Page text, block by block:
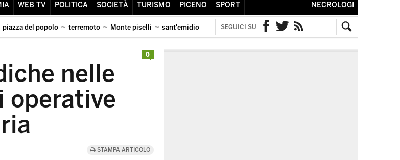
WEB TV POLITICA SOCIETÀ TURISMO PICENO SPORT NECROLOGI
piazza del popolo terremoto Monte piselli sant'emidio SEGUICI SU
nelle
operative
STAMPA ARTICOLO
0